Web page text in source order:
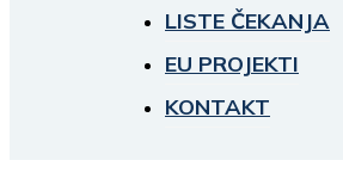
LISTE ČEKANJA
EU PROJEKTI
KONTAKT